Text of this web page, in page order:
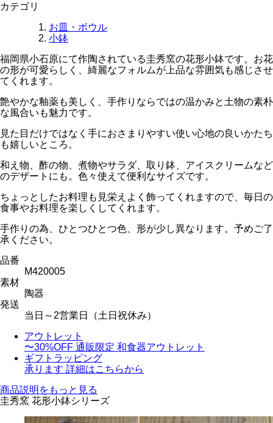
カテゴリ
お皿・ボウル
小鉢
福岡県小石原にて作陶されている圭秀窯の花形小鉢です。お花
の形が可愛らしく、綺麗なフォルムが上品な雰囲気も感じさせ
てくれます。
艶やかな釉薬も美しく、手作りならではの温かみと土物の素朴
な風合いも魅力です。
見た目だけではなく手におさまりやすい使い心地の良いかたち
も嬉しいところ。
和え物、酢の物、煮物やサラダ、取り鉢、アイスクリームなど
のデザートにも。色々使えて便利なサイズです。
ちょっとしたお料理も見栄えよく飾ってくれますので、毎日の
食事やお料理を楽しくしてくれます。
手作りの為、ひとつひとつ色、形が少し異なります。予めご了
承ください。
品番
M420005
素材
陶器
発送
当日～2営業日（土日祝休み）
アウトレット
〜30%OFF 通販限定 和食器アウトレット
ギフトラッピング
承ります 詳細はこちらから
商品説明をもっと見る
圭秀窯 花形小鉢シリーズ